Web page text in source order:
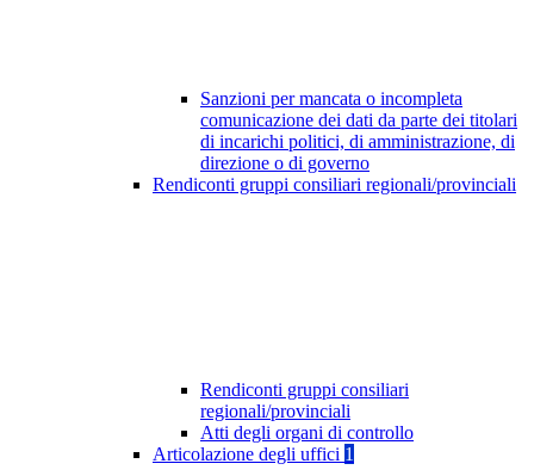
Sanzioni per mancata o incompleta
comunicazione dei dati da parte dei titolari
di incarichi politici, di amministrazione, di
direzione o di governo
Rendiconti gruppi consiliari regionali/provinciali
Rendiconti gruppi consiliari
regionali/provinciali
Atti degli organi di controllo
Articolazione degli uffici 1